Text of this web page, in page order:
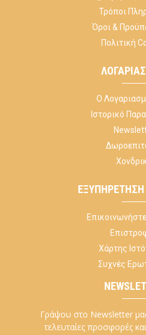
Τρόποι
Όροι &
Πολιτική
Ο
Ιστορικό
Χάρτης
Συχνές
Γράψου στο Newsletter μας
τελευταίες προσφορές